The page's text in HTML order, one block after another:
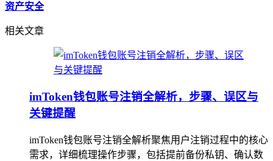
资产安全
相关文章
imToken钱包账号注销全解析，步骤、误区与
关键提醒
imToken钱包账号注销全解析聚焦用户注销过程中的核心
需求，详细梳理操作步骤，包括提前备份私钥、确认数